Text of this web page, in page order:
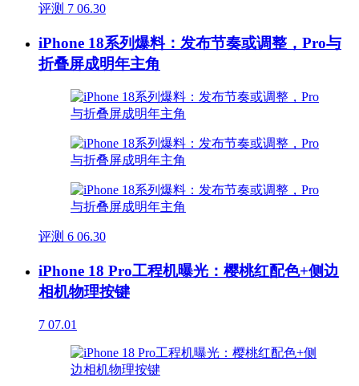
评测 7 06.30
iPhone 18系列爆料：发布节奏或调整，Pro与
折叠屏成明年主角
评测 6 06.30
iPhone 18 Pro工程机曝光：樱桃红配色+侧边
相机物理按键
7 07.01